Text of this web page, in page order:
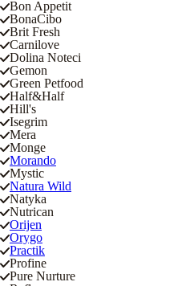
Bon Appetit
BonaCibo
Brit Fresh
Carnilove
Dolina Noteci
Gemon
Green Petfood
Half&Half
Hill's
Isegrim
Mera
Monge
Morando
Mystic
Natura Wild
Natyka
Nutrican
Orijen
Orygo
Practik
Profine
Pure Nurture